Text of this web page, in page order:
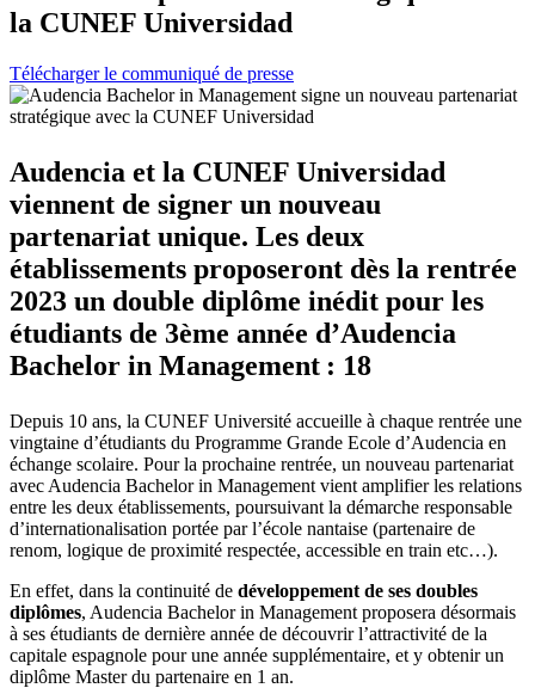
la CUNEF Universidad
Télécharger le communiqué de presse
Audencia et la CUNEF Universidad
viennent de signer un nouveau
partenariat unique. Les deux
établissements proposeront dès la rentrée
2023 un double diplôme inédit pour les
étudiants de 3ème année d’Audencia
Bachelor in Management : 18
Depuis 10 ans, la CUNEF Université accueille à chaque rentrée une
vingtaine d’étudiants du Programme Grande Ecole d’Audencia en
échange scolaire. Pour la prochaine rentrée, un nouveau partenariat
avec Audencia Bachelor in Management vient amplifier les relations
entre les deux établissements, poursuivant la démarche responsable
d’internationalisation portée par l’école nantaise (partenaire de
renom, logique de proximité respectée, accessible en train etc…).
En effet, dans la continuité de développement de ses doubles
diplômes, Audencia Bachelor in Management proposera désormais
à ses étudiants de dernière année de découvrir l’attractivité de la
capitale espagnole pour une année supplémentaire, et y obtenir un
diplôme Master du partenaire en 1 an.